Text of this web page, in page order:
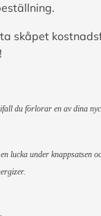
skåpet
du förlorar en av dina
lucka under knappsatsen